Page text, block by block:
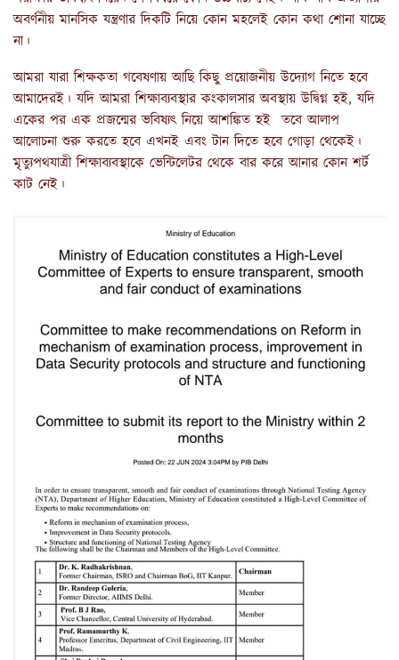
অবর্ণনীয় মানসিক যন্ত্রণার দিকটি নিয়ে কোন মহলেই কোন কথা শোনা যাচ্ছে
না।
আমরা যারা শিক্ষকতা গবেষণায় আছি কিছু প্রয়োজনীয় উদ্যোগ নিতে হবে
আমাদেরই। যদি আমরা শিক্ষাব্যবস্থার কংকালসার অবস্থায় উদ্বিগ্ন হই, যদি
একের পর এক প্রজন্মের ভবিষ্যৎ নিয়ে আশঙ্কিত হই তবে আলাপ
আলোচনা শুরু করতে হবে এখনই এবং টান দিতে হবে গোড়া থেকেই।
মৃত্যুপথযাত্রী শিক্ষাব্যবস্থাকে ভেন্টিলেটর থেকে বার করে আনার কোন শর্ট
কাট নেই।